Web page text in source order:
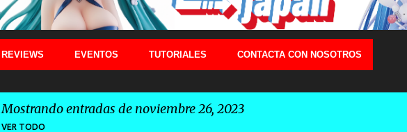
REVIEWS EVENTOS TUTORIALES CONTACTA CON NOSOTROS
Mostrando entradas de noviembre 26, 2023
VER TODO